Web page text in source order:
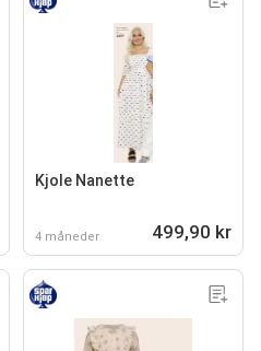
Kjole Nanette
4 måneder 499,90 kr